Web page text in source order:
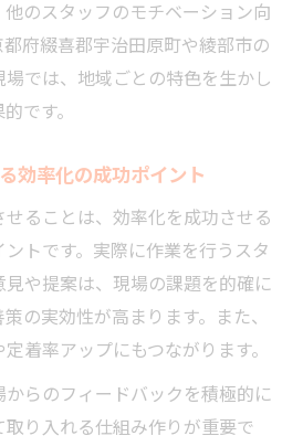
のスタッフのモチベーション向
府綴喜郡宇治田原町や綾部市の
では、地域ごとの特色を生かし
です。
効率化の成功ポイント
ることは、効率化を成功させる
トです。実際に作業を行うスタ
や提案は、現場の課題を的確に
の実効性が高まります。また、
着率アップにもつながります。
らのフィードバックを積極的に
り入れる仕組み作りが重要で